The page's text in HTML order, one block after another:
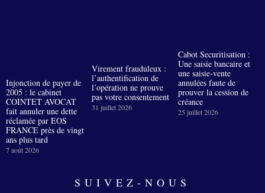
Injonction de payer de
2005 : le cabinet
COINTET AVOCAT
fait annuler une dette
réclamée par EOS
FRANCE près de vingt
ans plus tard
7 août 2026
Virement frauduleux :
l’authentification de
l’opération ne prouve
pas votre consentement
31 juillet 2026
Cabot Securitisation :
Une saisie bancaire et
une saisie-vente
annulées faute de
prouver la cession de
créance
25 juillet 2026
SUIVEZ-NOUS